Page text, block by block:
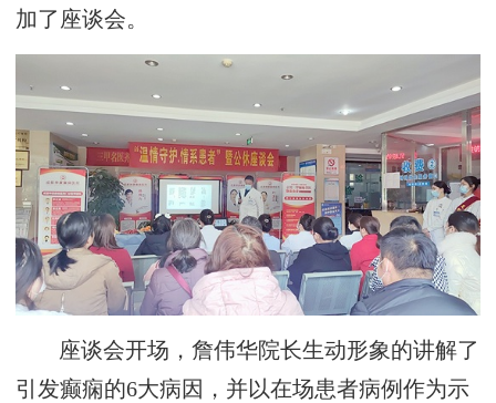
加了座谈会。
座谈会开场，詹伟华院长生动形象的讲解了
引发癫痫的6大病因，并以在场患者病例作为示